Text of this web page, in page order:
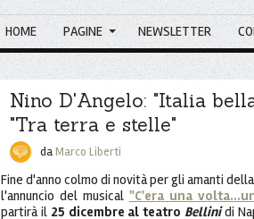
HOME PAGINE NEWSLETTER
Nino D'Angelo: "Italia
"Tra terra e stelle"
daMarco Liberti
Fine d'anno colmo di novità per gli amanti
l'annuncio del musical "C'era una
partirà il 25 dicembre al teatro Bellinidi